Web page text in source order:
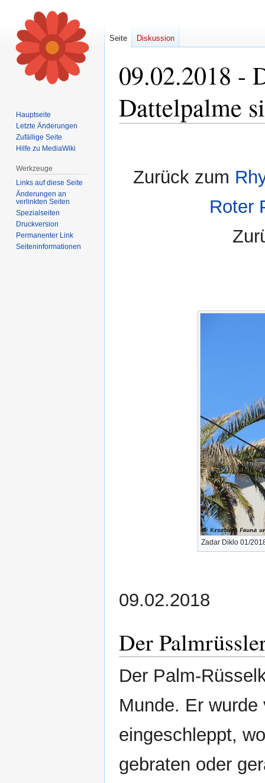
09.02.2018 -
Dattelpalme
Zurück zum
Roter
Zadar Diklo 01/
09.02.2018
Der
Der Palm-
Munde. Er
eingeschleppt,
gebraten oder
Seite Diskussion
Hauptseite
Letzte Änderungen
Zufällige Seite
Hilfe zu MediaWiki
Werkzeuge
Links auf diese Seite
Änderungen an
verlinkten Seiten
Spezialseiten
Druckversion
Permanenter Link
Seiten­informationen